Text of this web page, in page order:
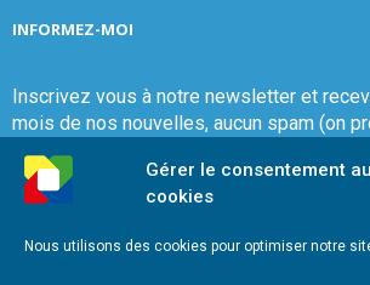
Gérer le consentement
cookies
Nous utilisons des cookies pour optimiser notre
INFORMEZ-MOI
Inscrivez vous à notre newsletter et
mois de nos nouvelles, aucun spam (on